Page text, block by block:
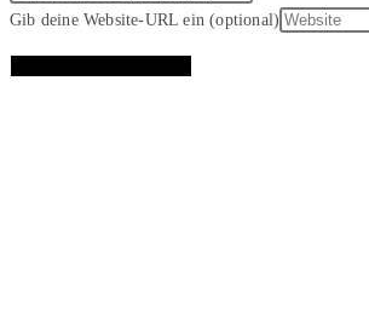
Gib deine Website-URL ein (optional)